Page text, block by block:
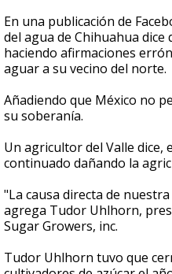
En una publicación de
del agua de Chihuahua dice
haciendo afirmaciones
aguar a su vecino del norte.
Añadiendo que México no
su soberanía.
Un agricultor del Valle dice,
continuado dañando la
"La causa directa de
agrega Tudor Uhlhorn,
Sugar Growers, inc.
Tudor Uhlhorn tuvo que